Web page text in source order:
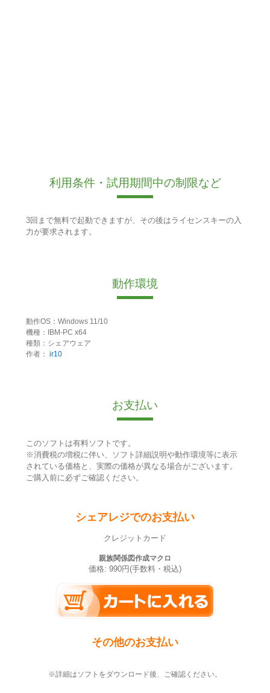
利用条件・試用期間中の制限など
3回まで無料で起動できますが、その後はライセンスキーの入
力が要求されます。
動作環境
動作OS：Windows 11/10
機種：IBM-PC x64
種類：シェアウェア
作者： ir10
お支払い
このソフトは有料ソフトです。
※消費税の増税に伴い、ソフト詳細説明や動作環境等に表示
されている価格と、実際の価格が異なる場合がございます。
ご購入前に必ずご確認ください。
シェアレジでのお支払い
クレジットカード
親族関係図作成マクロ
価格: 990円(手数料・税込)
その他のお支払い
※詳細はソフトをダウンロード後、ご確認ください。